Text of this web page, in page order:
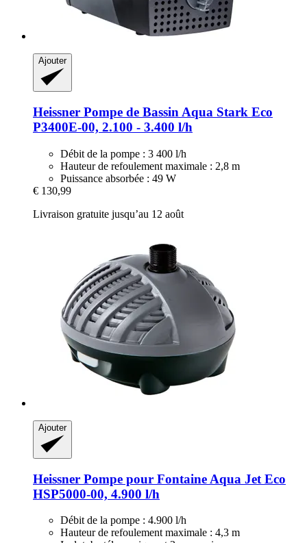
Ajouter
Heissner Pompe de Bassin Aqua Stark Eco
P3400E-​00, 2.100 -​ 3.400 l/h
Débit de la pompe : 3 400 l/h
Hauteur de refoulement maximale : 2,8 m
Puissance absorbée : 49 W
€ 130,99
Livraison gratuite jusqu’au 12 août
Ajouter
Heissner Pompe pour Fontaine Aqua Jet Eco
HSP5000-​00, 4.900 l/h
Débit de la pompe : 4.900 l/h
Hauteur de refoulement maximale : 4,3 m